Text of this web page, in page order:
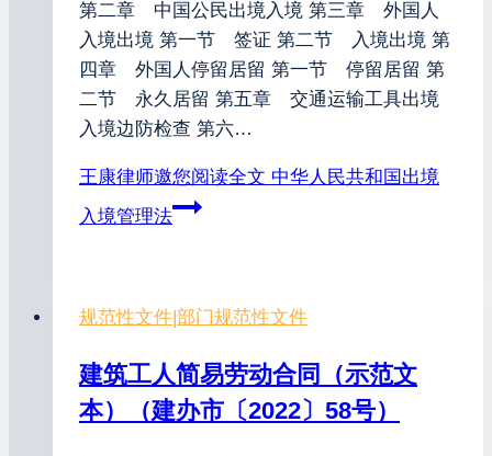
第二章 中国公民出境入境 第三章 外国人
入境出境 第一节 签证 第二节 入境出境 第
四章 外国人停留居留 第一节 停留居留 第
二节 永久居留 第五章 交通运输工具出境
入境边防检查 第六…
王康律师邀您阅读全文 中华人民共和国出境
入境管理法
规范性文件|部门规范性文件
建筑工人简易劳动合同（示范文
本）（建办市〔2022〕58号）